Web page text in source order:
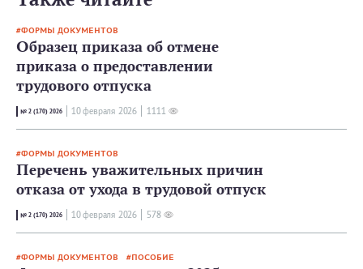
ФОРМЫ ДОКУМЕНТОВ
Образец приказа об отмене
приказа о предоставлении
трудового отпуска
№ 2 (170) 2026 10 февраля 2026 1111
ФОРМЫ ДОКУМЕНТОВ
Перечень уважительных причин
отказа от ухода в трудовой отпуск
№ 2 (170) 2026 10 февраля 2026 578
ФОРМЫ ДОКУМЕНТОВ ПОСОБИЕ